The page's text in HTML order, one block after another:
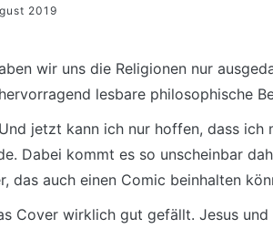
2019
wir uns die Religionen nur
hervorragend lesbare philosophische
Und jetzt kann ich nur hoffen, dass ich
Dabei kommt es so unscheinbar
das auch einen Comic beinhalten
Cover wirklich gut gefällt. Jesus